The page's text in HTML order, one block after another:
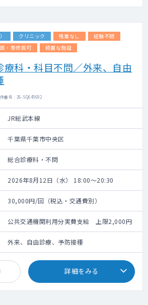
クリニック 残業なし
経験不問
・専修医可 綺麗な施設
療科・科目不問／外来、自由
番号 : 26-SQ645692
JR総武本線
千葉県千葉市中央区
総合診療科・不問
2026年8月12日（水） 18:00～20:30
30,000円/回（税込・交通費別）
公共交通機関利用分実費支給 上限2,000円
外来、自由診療、予防接種
詳細をみる